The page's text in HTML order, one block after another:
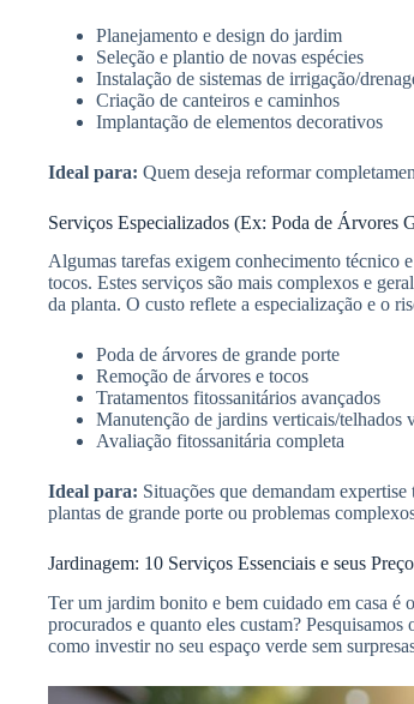
Planejamento e design do jardim
Seleção e plantio de novas espécies
Instalação de sistemas de irrigação/
Criação de canteiros e caminhos
Implantação de elementos decorativos
Ideal para: Quem deseja reformar
Serviços Especializados (Ex: Poda de Árvores
Algumas tarefas exigem conhecimento técnico
tocos. Estes serviços são mais complexos e
da planta. O custo reflete a especialização e o
Poda de árvores de grande porte
Remoção de árvores e tocos
Tratamentos fitossanitários avançados
Manutenção de jardins verticais/telhados
Avaliação fitossanitária completa
Ideal para: Situações que demandam
plantas de grande porte ou problemas
Jardinagem: 10 Serviços Essenciais e seus
Ter um jardim bonito e bem cuidado em casa é
procurados e quanto eles custam?
como investir no seu espaço verde sem